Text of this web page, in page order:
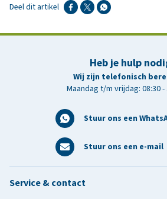
Deel dit artikel
Heb je hulp
Wij zijn telefonisch
Maandag t/m vrijdag: 08:30 -
Stuur ons een
Stuur ons een e-mail
Service & contact